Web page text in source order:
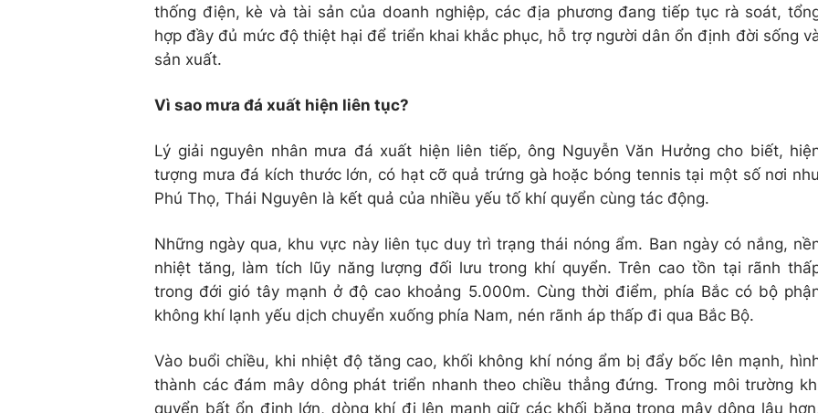
thống điện, kè và tài sản của doanh nghiệp, các địa phương đang tiếp tục rà soát,
hợp đầy đủ mức độ thiệt hại để triển khai khắc phục, hỗ trợ người dân ổn định đời sống
sản xuất.
Vì sao mưa đá xuất hiện liên tục?
Lý giải nguyên nhân mưa đá xuất hiện liên tiếp, ông Nguyễn Văn Hưởng cho biết,
tượng mưa đá kích thước lớn, có hạt cỡ quả trứng gà hoặc bóng tennis tại một số nơi
Phú Thọ, Thái Nguyên là kết quả của nhiều yếu tố khí quyển cùng tác động.
Những ngày qua, khu vực này liên tục duy trì trạng thái nóng ẩm. Ban ngày có nắng,
nhiệt tăng, làm tích lũy năng lượng đối lưu trong khí quyển. Trên cao tồn tại rãnh
trong đới gió tây mạnh ở độ cao khoảng 5.000m. Cùng thời điểm, phía Bắc có bộ
không khí lạnh yếu dịch chuyển xuống phía Nam, nén rãnh áp thấp đi qua Bắc Bộ.
Vào buổi chiều, khi nhiệt độ tăng cao, khối không khí nóng ẩm bị đẩy bốc lên mạnh,
thành các đám mây dông phát triển nhanh theo chiều thẳng đứng. Trong môi trường
quyển bất ổn định lớn, dòng khí đi lên mạnh giữ các khối băng trong mây dông lâu